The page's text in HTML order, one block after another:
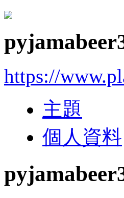
https://
主題
個人資料